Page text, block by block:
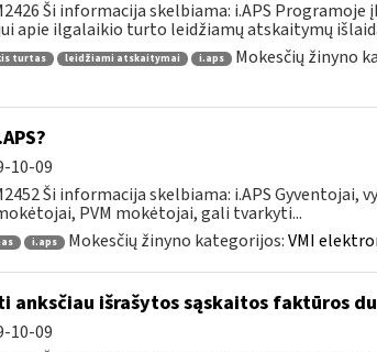
Ši informacija skelbiama: i.APS
apie ilgalaikio turto leidžiamų atskaitymų
turtas leidžiami atskaitymai i.aps Mokesčių žinyno
10-09
Ši informacija skelbiama: i.APS Gyventojai,
PVM mokėtojai, gali tvarkyti...
i.aps Mokesčių žinyno kategorijos:VMI
anksčiau išrašytos sąskaitos faktūros
10-09